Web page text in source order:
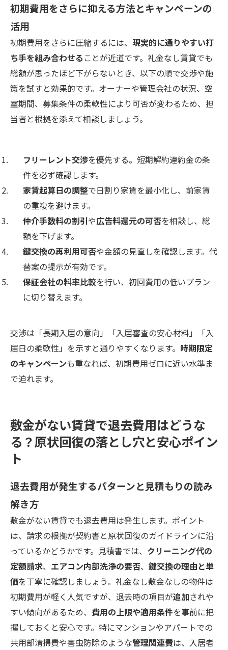
初期費用をさらに抑える方法とキャンペーンの
活用
初期費用をさらに圧縮するには、 現実的に通りやすい打
ち手を組み合わせる ことが近道です。礼金なし賃貸でも
総額が思ったほど下がらないとき、以下の順で交渉や施
策を試すと効果的です。オーナーや管理会社の状況、空
室期間、募集条件の柔軟性により可否が変わるため、担
当者と根拠を添えて相談しましょう。
フリーレント交渉を優先する。短期解約違約金の条
件を必ず確認します。
家賃起算日の調整で日割り家賃を最小化し、前家賃
の重複を避けます。
仲介手数料の割引や広告料還元の可否を相談し、総
額を下げます。
鍵交換の再利用可否や金額の見直しを確認します。代
替案の提示が有効です。
保証会社の料率比較を行い、初回費用の低いプラン
に切り替えます。
交渉は「長期入居の意向」「入居審査の安心材料」「入
居日の柔軟性」を示すと通りやすくなります。 時期限定
のキャンペーンも重なれば、初期費用ゼロに近い水準ま
で迫れます。
敷金がない賃貸で退去費用はどうな
る？原状回復の落とし穴と安心ポイン
ト
退去費用が発生するパターンと見積もりの読み
解き方
敷金がない賃貸でも退去費用は発生します。ポイント
は、請求の根拠が契約書と原状回復のガイドラインに沿
っているかどうかです。見積書では、 クリーニング代の
定額請求、 エアコン内部洗浄の要否、 鍵交換の理由と単
価を丁寧に確認しましょう。礼金なし敷金なしの物件は
初期費用が軽く人気ですが、退去時の項目が追加されや
すい傾向があるため、 費用の上限や適用条件を事前に把
握しておくと安心です。特にマンションやアパートでの
共用部清掃費や害虫防除のような管理関連費は、入居者